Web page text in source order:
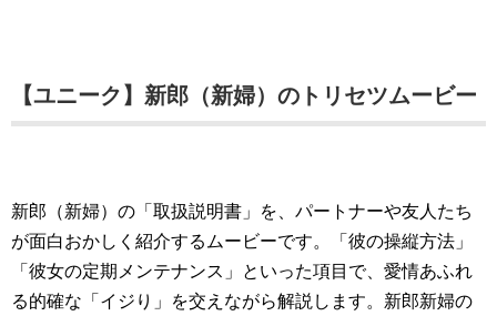
【ユニーク】新郎（新婦）のトリセツムービー
新郎（新婦）の「取扱説明書」を、パートナーや友人たち
が面白おかしく紹介するムービーです。「彼の操縦方法」
「彼女の定期メンテナンス」といった項目で、愛情あふれ
る的確な「イジり」を交えながら解説します。新郎新婦の